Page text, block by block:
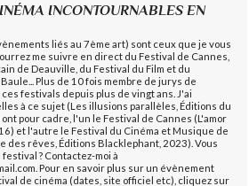
INCONTOURNABLES EN
liés au 7ème art) sont ceux que je vous
me suivre en direct du Festival de Cannes,
de Deauville, du Festival du Film et du
Plus de 10 fois membre de jurys de
festivals depuis plus de vingt ans. J'ai
à ce sujet (Les illusions parallèles, Éditions du
pour cadre, l'un le Festival de Cannes (L'amor
et l'autre le Festival du Cinéma et Musique de
des rêves, Éditions Blacklephant, 2023). Vous
? Contactez-moi à
Pour en savoir plus sur un évènement
de cinéma (dates, site officiel etc), cliquez sur